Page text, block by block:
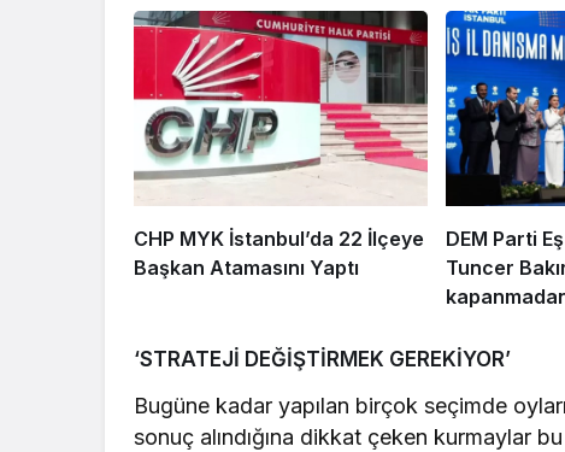
CHP MYK İstanbul’da 22 İlçeye
Başkan Atamasını Yaptı
DEM Parti
Tuncer
‘STRATEJİ DEĞİŞTİRMEK GEREKİYOR’
Bugüne kadar yapılan birçok seçimde
sonuç alındığına dikkat çeken kurmaylar